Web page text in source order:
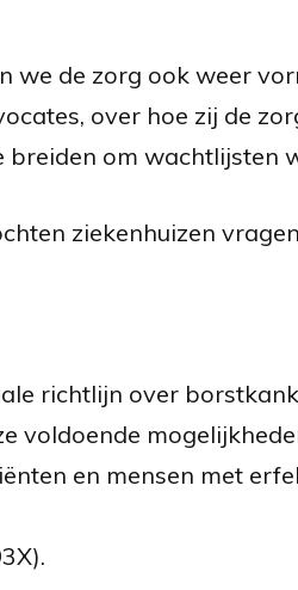
de zorg ook weer
over hoe zij de
breiden om wachtlijsten
ziekenhuizen
richtlijn over
voldoende
en mensen met